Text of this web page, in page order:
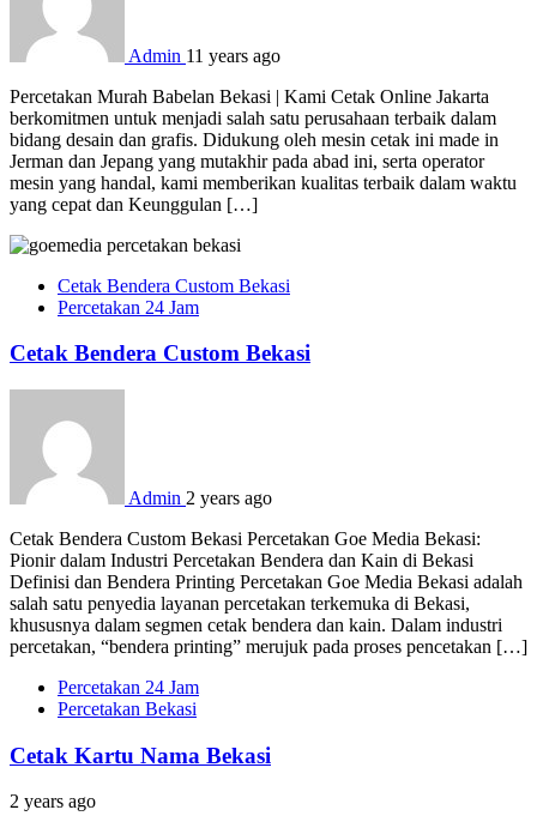
Admin 11 years ago
Percetakan Murah Babelan Bekasi | Kami Cetak Online Jakarta
berkomitmen untuk menjadi salah satu perusahaan terbaik dalam
bidang desain dan grafis. Didukung oleh mesin cetak ini made in
Jerman dan Jepang yang mutakhir pada abad ini, serta operator
mesin yang handal, kami memberikan kualitas terbaik dalam waktu
yang cepat dan Keunggulan […]
Cetak Bendera Custom Bekasi
Percetakan 24 Jam
Cetak Bendera Custom Bekasi
Admin 2 years ago
Cetak Bendera Custom Bekasi Percetakan Goe Media Bekasi:
Pionir dalam Industri Percetakan Bendera dan Kain di Bekasi
Definisi dan Bendera Printing Percetakan Goe Media Bekasi adalah
salah satu penyedia layanan percetakan terkemuka di Bekasi,
khususnya dalam segmen cetak bendera dan kain. Dalam industri
percetakan, “bendera printing” merujuk pada proses pencetakan […]
Percetakan 24 Jam
Percetakan Bekasi
Cetak Kartu Nama Bekasi
2 years ago